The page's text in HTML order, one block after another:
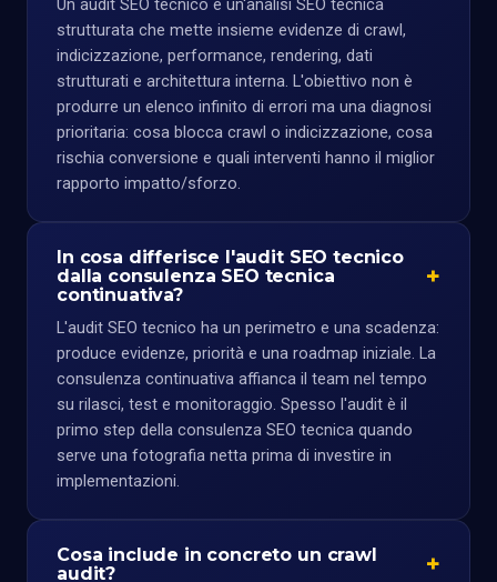
Un audit SEO tecnico è un'analisi SEO tecnica
strutturata che mette insieme evidenze di crawl,
indicizzazione, performance, rendering, dati
strutturati e architettura interna. L'obiettivo non è
produrre un elenco infinito di errori ma una diagnosi
prioritaria: cosa blocca crawl o indicizzazione, cosa
rischia conversione e quali interventi hanno il miglior
rapporto impatto/sforzo.
In cosa differisce l'audit SEO tecnico
dalla consulenza SEO tecnica
continuativa?
L'audit SEO tecnico ha un perimetro e una scadenza:
produce evidenze, priorità e una roadmap iniziale. La
consulenza continuativa affianca il team nel tempo
su rilasci, test e monitoraggio. Spesso l'audit è il
primo step della consulenza SEO tecnica quando
serve una fotografia netta prima di investire in
implementazioni.
Cosa include in concreto un crawl
audit?